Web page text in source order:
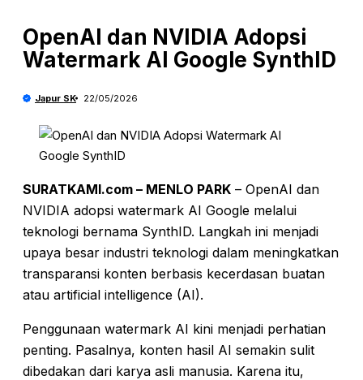
OpenAI dan NVIDIA Adopsi
Watermark AI Google SynthID
Japur SK 22/05/2026
SURATKAMI.com – MENLO PARK – OpenAI dan
NVIDIA adopsi watermark AI Google melalui
teknologi bernama SynthID. Langkah ini menjadi
upaya besar industri teknologi dalam meningkatkan
transparansi konten berbasis kecerdasan buatan
atau artificial intelligence (AI).
Penggunaan watermark AI kini menjadi perhatian
penting. Pasalnya, konten hasil AI semakin sulit
dibedakan dari karya asli manusia. Karena itu,